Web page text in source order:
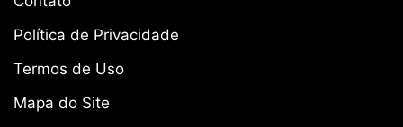
Política de Privacidade
Termos de Uso
Mapa do Site